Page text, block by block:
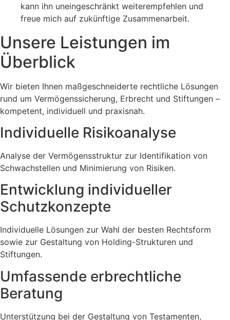
kann ihn uneingeschränkt weiterempfehlen und
freue mich auf zukünftige Zusammenarbeit.
Unsere Leistungen im
Überblick
Wir bieten Ihnen maßgeschneiderte rechtliche Lösungen
rund um Vermögenssicherung, Erbrecht und Stiftungen –
kompetent, individuell und praxisnah.
Individuelle Risikoanalyse
Analyse der Vermögensstruktur zur Identifikation von
Schwachstellen und Minimierung von Risiken.
Entwicklung individueller
Schutzkonzepte
Individuelle Lösungen zur Wahl der besten Rechtsform
sowie zur Gestaltung von Holding-Strukturen und
Stiftungen.
Umfassende erbrechtliche
Beratung
Unterstützung bei der Gestaltung von Testamenten,